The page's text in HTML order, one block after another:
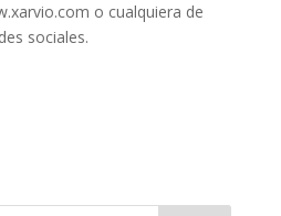
o cualquiera de
sociales.